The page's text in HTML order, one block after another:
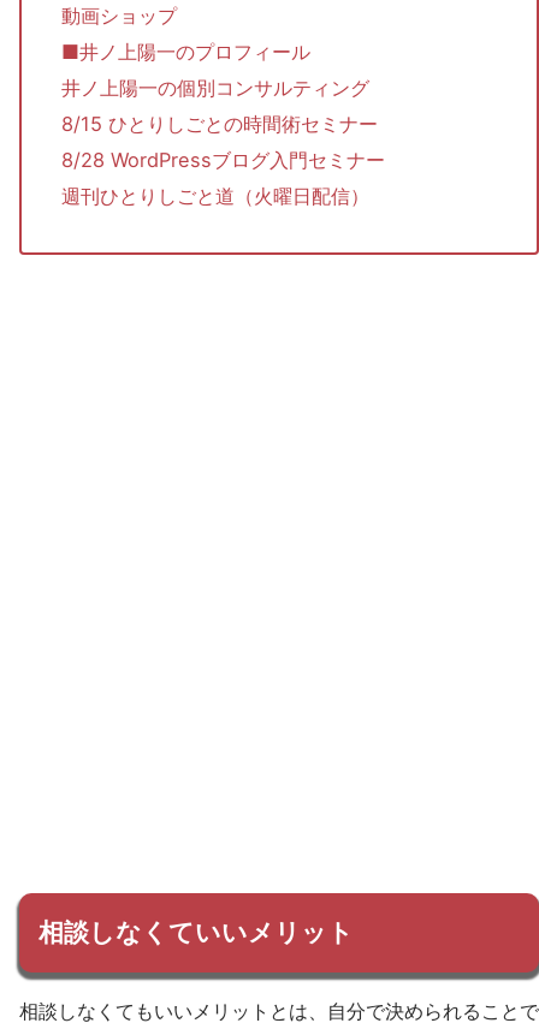
動画ショップ
■井ノ上陽一のプロフィール
井ノ上陽一の個別コンサルティング
8/15 ひとりしごとの時間術セミナー
8/28 WordPressブログ入門セミナー
週刊ひとりしごと道（火曜日配信）
相談しなくていいメリット
相談しなくてもいいメリットとは、自分で決められることで